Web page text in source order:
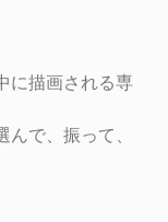
に描画される専
で、振って、